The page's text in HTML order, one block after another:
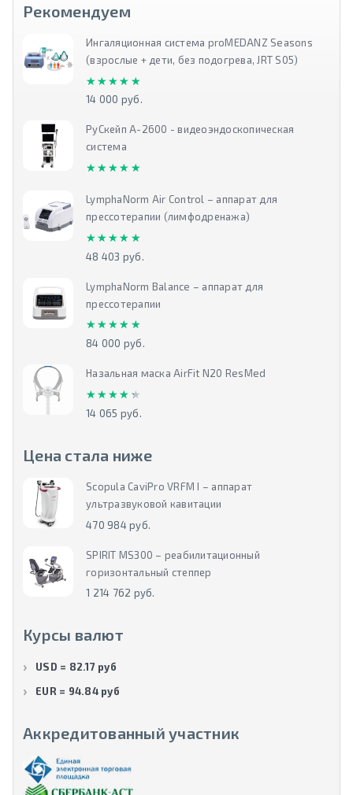
Рекомендуем
Ингаляционная система proMEDANZ Seasons
(взрослые + дети, без подогрева, JRT S05)
★★★★★
★★★★★
14 000 руб.
РуСкейп А-2600 - видеоэндоскопическая
система
★★★★★
★★★★★
LymphaNorm Air Control – аппарат для
прессотерапии (лимфодренажа)
★★★★★
★★★★★
48 403 руб.
LymphaNorm Balance – аппарат для
прессотерапии
★★★★★
★★★★★
84 000 руб.
Назальная маска AirFit N20 ResMed
★★★★★
★★★★★
14 065 руб.
Цена стала ниже
Scopula CaviPro VRFM I – аппарат
ультразвуковой кавитации
470 984 руб.
SPIRIT MS300 – реабилитационный
горизонтальный степпер
1 214 762 руб.
Курсы валют
USD = 82.17 руб
EUR = 94.84 руб
Аккредитованный участник